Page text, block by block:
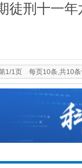
徒刑十一
1/1页 每页10条,共10条